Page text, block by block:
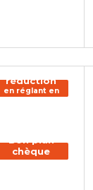
150€ de
réduction
en réglant en
chèque
chèque
vacances